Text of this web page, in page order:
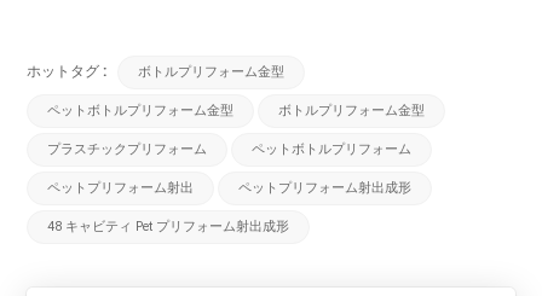
ホットタグ : ボトルプリフォーム金型
ペットボトルプリフォーム金型 ボトルプリフォーム金型
プラスチックプリフォーム ペットボトルプリフォーム
ペットプリフォーム射出 ペットプリフォーム射出成形
48 キャビティ Pet プリフォーム射出成形